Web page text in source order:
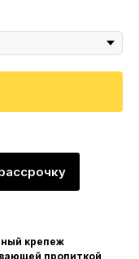
крепеж
пропиткой